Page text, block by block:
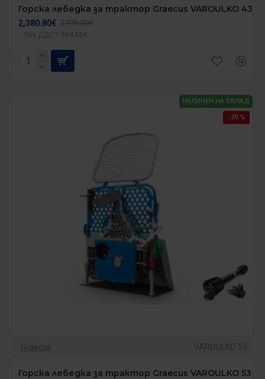
Горска лебедка за трактор Graecus VAROULKO 43
2,380.80€ 2,976.00€
без ДДС:1,984.00€
НАЛИЧЕН НА СКЛАД
-20 %
Graecus VAROULKO 53
Горска лебедка за трактор Graecus VAROULKO 53